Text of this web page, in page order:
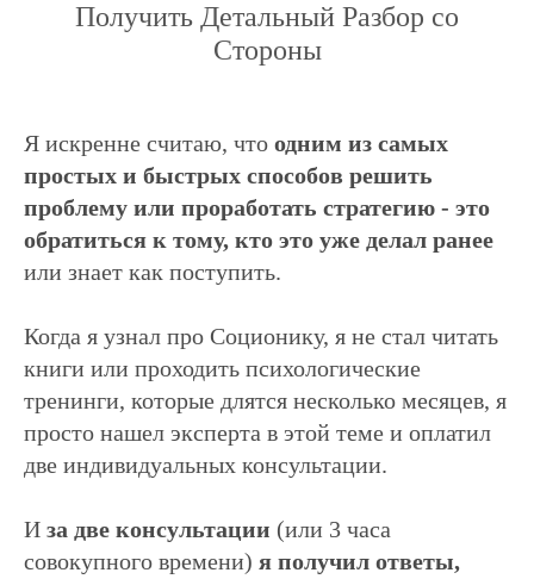
Получить Детальный Разбор со
Стороны
Я искренне считаю, что одним из самых
простых и быстрых способов решить
проблему или проработать стратегию - это
обратиться к тому, кто это уже делал ранее
или знает как поступить.
Когда я узнал про Соционику, я не стал читать
книги или проходить психологические
тренинги, которые длятся несколько месяцев, я
просто нашел эксперта в этой теме и оплатил
две индивидуальных консультации.
И за две консультации (или 3 часа
совокупного времени) я получил ответы,